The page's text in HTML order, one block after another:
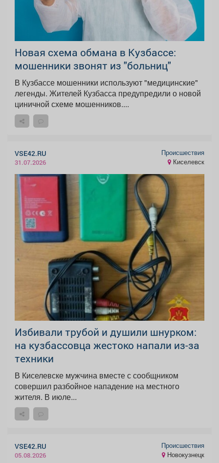
Новая схема обмана в Кузбассе:
мошенники звонят из "больниц"
В Кузбассе мошенники используют "медицинские"
легенды. Жителей Кузбасса предупредили о новой
циничной схеме мошенников....
VSE42.RU
31.07.2026
Происшествия
Киселевск
Избивали трубой и душили шнурком:
на кузбассовца жестоко напали из-за
техники
В Киселевске мужчина вместе с сообщником
совершил разбойное нападение на местного
жителя. В июле...
VSE42.RU
05.08.2026
Происшествия
Новокузнецк